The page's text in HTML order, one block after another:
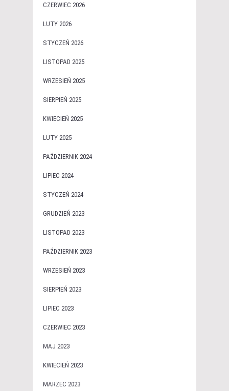
CZERWIEC 2026
LUTY 2026
STYCZEŃ 2026
LISTOPAD 2025
WRZESIEŃ 2025
SIERPIEŃ 2025
KWIECIEŃ 2025
LUTY 2025
PAŹDZIERNIK 2024
LIPIEC 2024
STYCZEŃ 2024
GRUDZIEŃ 2023
LISTOPAD 2023
PAŹDZIERNIK 2023
WRZESIEŃ 2023
SIERPIEŃ 2023
LIPIEC 2023
CZERWIEC 2023
MAJ 2023
KWIECIEŃ 2023
MARZEC 2023